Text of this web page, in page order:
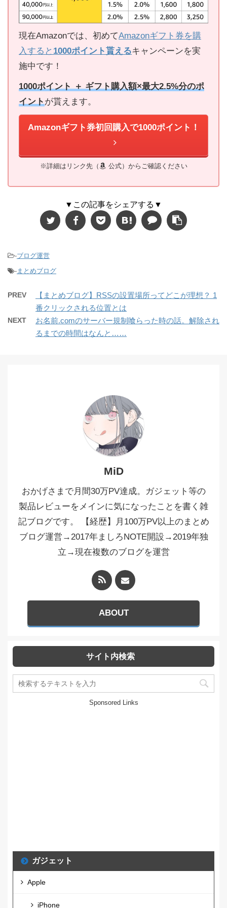
現在Amazonでは、初めてAmazonギフト券を購
入すると 1000ポイント貰えるキャンペーンを実
施中です！
1000ポイント ＋ ギフト購入額×最大2.5%分のポ
イント が貰えます。
Amazonギフト券初回購入で1000ポイント！
※詳細はリンク先（ 公式）からご確認ください
▼この記事をシェアする▼
-ブログ運営
- まとめブログ
PREV
【まとめブログ】RSSの設置場所ってどこが理想？ 1
番クリックされる位置とは
NEXT
お名前.comのサーバー規制喰らった時の話。解除され
るまでの時間はなんと……
MiD
おかげさまで月間30万PV達成。ガジェット等の
製品レビューをメインに気になったことを書く雑
記ブログです。 【経歴】月100万PV以上のまとめ
ブログ運営→2017年ましろNOTE開設→2019年独
立→現在複数のブログを運営
ABOUT
サイト内検索
Sponsored Links
ガジェット
Apple
iPhone